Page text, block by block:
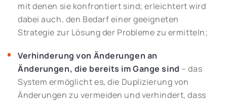
mit denen sie konfrontiert sind; erleichtert wird
dabei auch, den Bedarf einer geeigneten
Strategie zur Lösung der Probleme zu ermitteln;
Verhinderung von Änderungen an
Änderungen, die bereits im Gange sind – das
System ermöglicht es, die Duplizierung von
Änderungen zu vermeiden und verhindert, dass